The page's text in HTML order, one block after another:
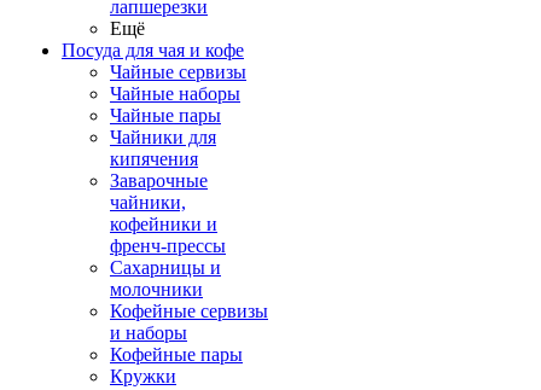
лапшерезки
Ещё
Посуда для чая и кофе
Чайные сервизы
Чайные наборы
Чайные пары
Чайники для
кипячения
Заварочные
чайники,
кофейники и
френч-прессы
Сахарницы и
молочники
Кофейные сервизы
и наборы
Кофейные пары
Кружки